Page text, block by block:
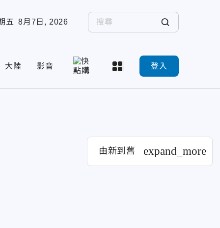
五 8月7日, 2026
大陸 影音 登入
由新到舊 expand_more